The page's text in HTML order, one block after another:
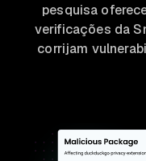
pesquisa
verificações da
corrijam